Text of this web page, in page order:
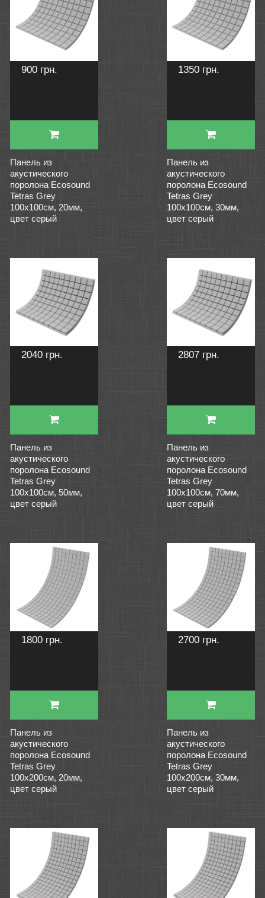
900 грн.
Панель из
акустического
поролона Ecosound
Tetras Grey
100x100см, 20мм,
цвет серый
1350 грн.
Панель из
акустического
поролона Ecosound
Tetras Grey
100x100см, 30мм,
цвет серый
2040 грн.
Панель из
акустического
поролона Ecosound
Tetras Grey
100x100см, 50мм,
цвет серый
2807 грн.
Панель из
акустического
поролона Ecosound
Tetras Grey
100x100см, 70мм,
цвет серый
1800 грн.
Панель из
акустического
поролона Ecosound
Tetras Grey
100x200см, 20мм,
цвет серый
2700 грн.
Панель из
акустического
поролона Ecosound
Tetras Grey
100x200см, 30мм,
цвет серый